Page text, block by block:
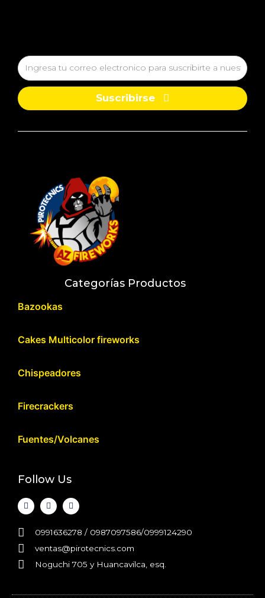
Suscribirse
Categorías Productos
Bazookas
Cakes Multicolor fireworks
Chispeadores
Firecrackers
Fuentes/Volcanes
Follow Us
0991636278 / 0987097586/0999124290
ventas@pirotecnics.com​
Noguchi 705 y Huancavilca, esq.